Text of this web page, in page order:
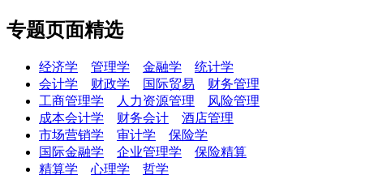
专题页面精选
经济学 管理学 金融学
统计学
会计学
财政学 国际贸易
财务管理
工商管理学
人力资源管理
风险管理
成本会计学
财务会计
酒店管理
市场营销学
审计学
保险学
国际金融学
企业管理学
保险精算
精算学
心理学 哲学